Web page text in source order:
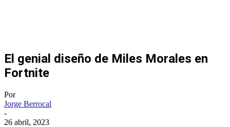
El genial diseño de Miles Morales en
Fortnite
Por
Jorge Berrocal
-
26 abril, 2023